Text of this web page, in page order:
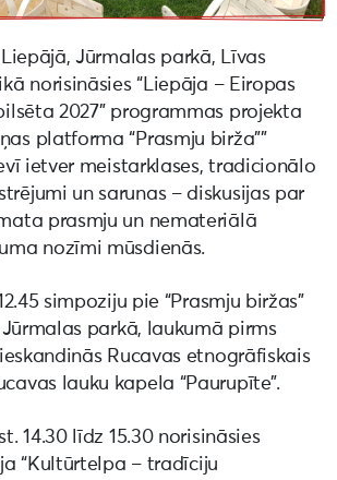
Jūrmalas parkā, Līvas
norisināsies “Liepāja – Eiropas
2027” programmas projekta
platforma “Prasmju birža””
ietver meistarklases, tradicionālo
un sarunas – diskusijas par
prasmju un nemateriālā
nozīmi mūsdienās.
simpoziju pie “Prasmju biržas”
parkā, laukumā pirms
Rucavas etnogrāfiskais
lauku kapela “Paurupīte”.
14.30 līdz 15.30 norisināsies
“Kultūrtelpa – tradīciju